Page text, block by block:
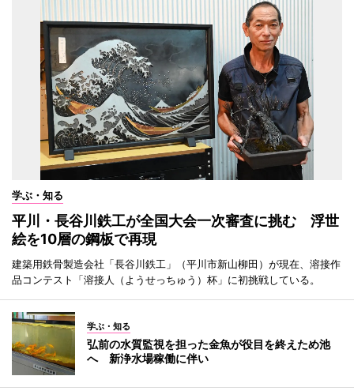
学ぶ・知る
平川・長谷川鉄工が全国大会一次審査に挑む 浮世
絵を10層の鋼板で再現
建築用鉄骨製造会社「長谷川鉄工」（平川市新山柳田）が現在、溶接作
品コンテスト「溶接人（ようせっちゅう）杯」に初挑戦している。
学ぶ・知る
弘前の水質監視を担った金魚が役目を終えため池
へ 新浄水場稼働に伴い